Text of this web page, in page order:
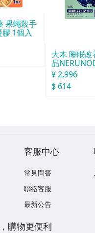
果蠅殺手
1個入
大木 睡眠
品
袋
¥ 2,996
$ 614
客服中心
常見問答
聯絡客服
最新公告
購物更便利